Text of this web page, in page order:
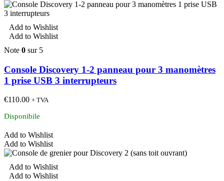
Add to Wishlist
Add to Wishlist
Note 0 sur 5
Console Discovery 1-2 panneau pour 3 manomètres
1 prise USB 3 interrupteurs
€110.00 + TVA
Disponibile
Add to Wishlist
Add to Wishlist
Add to Wishlist
Add to Wishlist